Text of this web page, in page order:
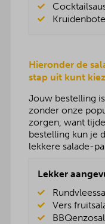
Hieronder de
stap uit kunt
Jouw bestelling
zonder onze
zorgen, want
bestelling kun je
lekkere salade-
Lekker
Vers